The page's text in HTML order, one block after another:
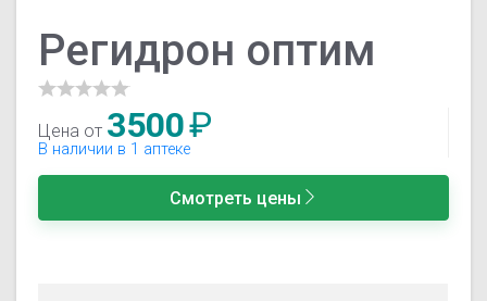
Регидрон оптим
Цена от 3500₽
В наличии в 1 аптеке
Смотреть цены